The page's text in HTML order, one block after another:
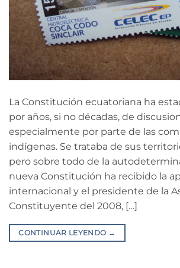
La Constitución ecuatoriana ha
por años, si no décadas, de
especialmente por parte de las
indígenas. Se trataba de sus
pero sobre todo de la
nueva Constitución ha recibido la
internacional y el presidente de la
Constituyente del 2008, […]
CONTINUAR LEYENDO →